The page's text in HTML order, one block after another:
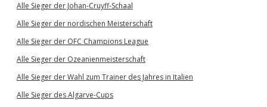
Alle Sieger der Johan-Cruyff-Schaal
Alle Sieger der nordischen Meisterschaft
Alle Sieger der OFC Champions League
Alle Sieger der Ozeanienmeisterschaft
Alle Sieger der Wahl zum Trainer des Jahres in Italien
Alle Sieger des Algarve-Cups